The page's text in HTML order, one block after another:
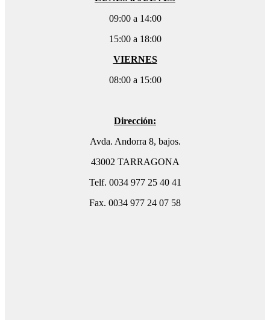
09:00 a 14:00
15:00 a 18:00
VIERNES
08:00 a 15:00
Dirección:
Avda. Andorra 8, bajos.
43002 TARRAGONA
Telf. 0034 977 25 40 41
Fax. 0034 977 24 07 58